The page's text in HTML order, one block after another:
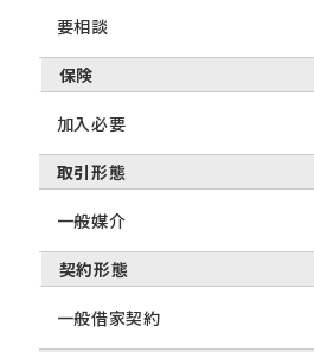
要相談
保険
加入必要
取引形態
一般媒介
契約形態
一般借家契約